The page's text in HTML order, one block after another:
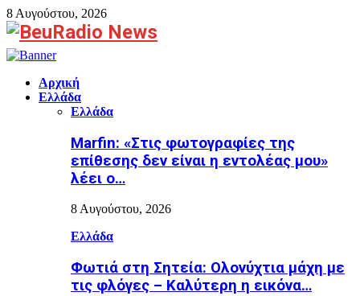
8 Αυγούστου, 2026
Facebook
Αρχική
Ελλάδα
Ελλάδα
Marfin: «Στις φωτογραφίες της
επίθεσης δεν είναι η εντολέας μου»
λέει ο…
8 Αυγούστου, 2026
Ελλάδα
Φωτιά στη Σητεία: Ολονύχτια μάχη με
τις φλόγες – Καλύτερη η εικόνα…